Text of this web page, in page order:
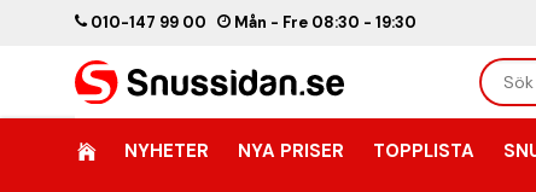
010-147 99 00 Mån - Fre 08:30 - 19:30
NYHETER NYA PRISER TOPPLISTA